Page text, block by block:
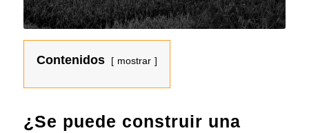
Contenidos mostrar
¿Se puede construir una